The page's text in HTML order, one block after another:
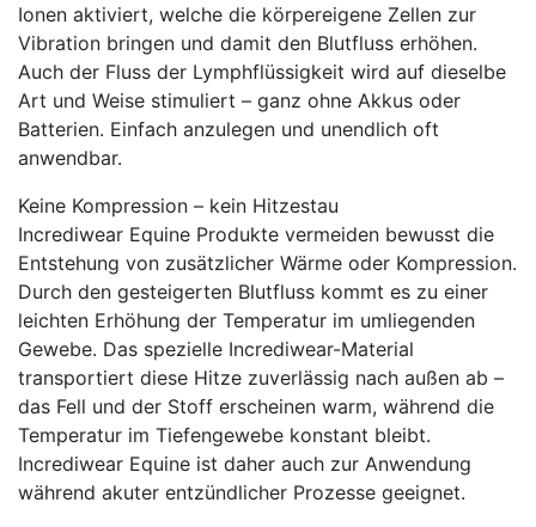
Ionen aktiviert, welche die körpereigene Zellen zur
Vibration bringen und damit den Blutfluss erhöhen.
Auch der Fluss der Lymphflüssigkeit wird auf dieselbe
Art und Weise stimuliert – ganz ohne Akkus oder
Batterien. Einfach anzulegen und unendlich oft
anwendbar.
Keine Kompression – kein Hitzestau
Incrediwear Equine Produkte vermeiden bewusst die
Entstehung von zusätzlicher Wärme oder Kompression.
Durch den gesteigerten Blutfluss kommt es zu einer
leichten Erhöhung der Temperatur im umliegenden
Gewebe. Das spezielle Incrediwear-Material
transportiert diese Hitze zuverlässig nach außen ab –
das Fell und der Stoff erscheinen warm, während die
Temperatur im Tiefengewebe konstant bleibt.
Incrediwear Equine ist daher auch zur Anwendung
während akuter entzündlicher Prozesse geeignet.